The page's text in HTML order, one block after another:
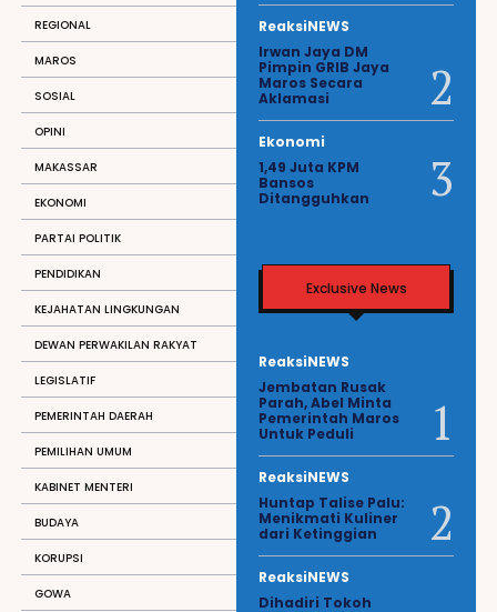
REGIONAL
MAROS
SOSIAL
OPINI
MAKASSAR
EKONOMI
PARTAI POLITIK
PENDIDIKAN
KEJAHATAN LINGKUNGAN
DEWAN PERWAKILAN RAKYAT
LEGISLATIF
PEMERINTAH DAERAH
PEMILIHAN UMUM
KABINET MENTERI
BUDAYA
KORUPSI
GOWA
ReaksiNEWS
Irwan Jaya DM
Pimpin GRIB Jaya
Maros Secara
Aklamasi
Ekonomi
1,49 Juta KPM
Bansos
Ditangguhkan
Exclusive News
ReaksiNEWS
Jembatan Rusak
Parah, Abel Minta
Pemerintah Maros
Untuk Peduli
ReaksiNEWS
Huntap Talise Palu:
Menikmati Kuliner
dari Ketinggian
ReaksiNEWS
Dihadiri Tokoh